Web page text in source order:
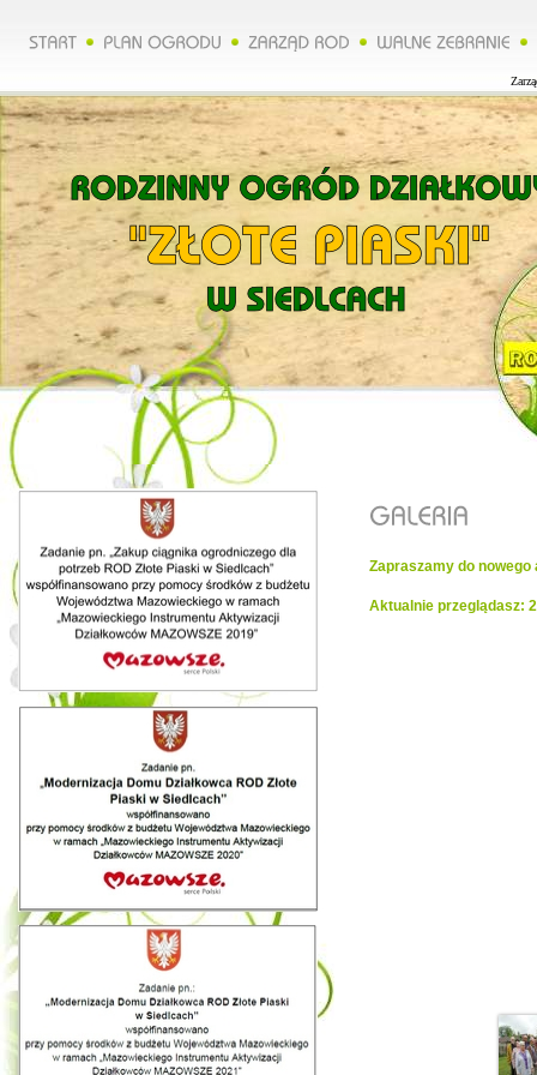
Zapraszamy do nowego
Aktualnie przeglądasz: